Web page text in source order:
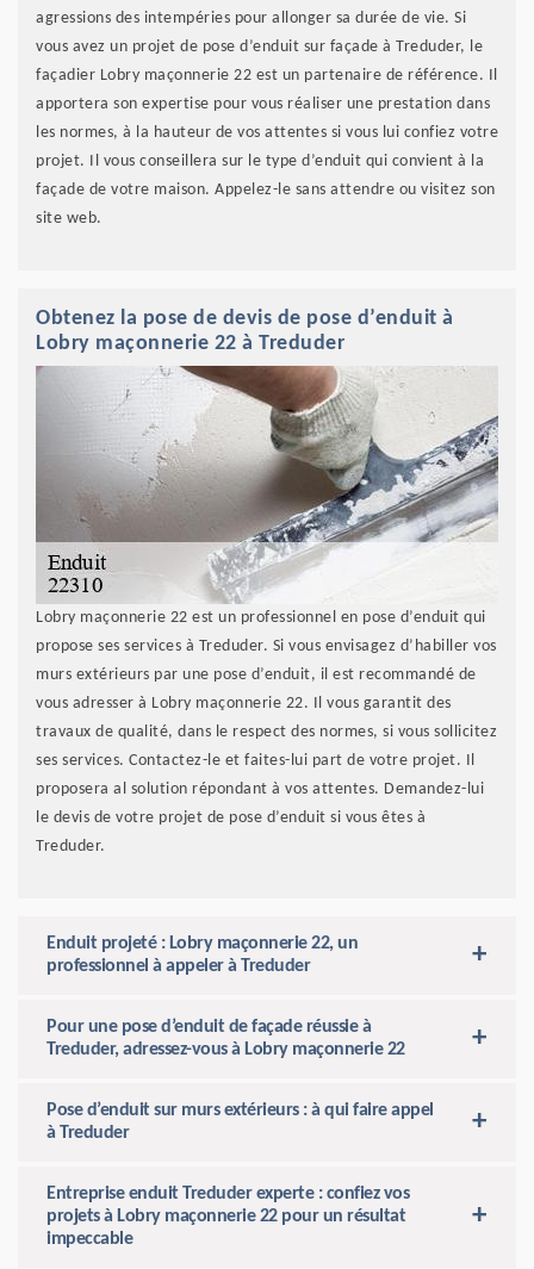
agressions des intempéries pour allonger sa durée de vie. Si
vous avez un projet de pose d’enduit sur façade à Treduder, le
façadier Lobry maçonnerie 22 est un partenaire de référence. Il
apportera son expertise pour vous réaliser une prestation dans
les normes, à la hauteur de vos attentes si vous lui confiez votre
projet. Il vous conseillera sur le type d’enduit qui convient à la
façade de votre maison. Appelez-le sans attendre ou visitez son
site web.
Obtenez la pose de devis de pose d’enduit à
Lobry maçonnerie 22 à Treduder
Lobry maçonnerie 22 est un professionnel en pose d’enduit qui
propose ses services à Treduder. Si vous envisagez d’habiller vos
murs extérieurs par une pose d’enduit, il est recommandé de
vous adresser à Lobry maçonnerie 22. Il vous garantit des
travaux de qualité, dans le respect des normes, si vous sollicitez
ses services. Contactez-le et faites-lui part de votre projet. Il
proposera al solution répondant à vos attentes. Demandez-lui
le devis de votre projet de pose d’enduit si vous êtes à
Treduder.
Enduit projeté : Lobry maçonnerie 22, un
professionnel à appeler à Treduder
Pour une pose d’enduit de façade réussie à
Treduder, adressez-vous à Lobry maçonnerie 22
Pose d’enduit sur murs extérieurs : à qui faire appel
à Treduder
Entreprise enduit Treduder experte : confiez vos
projets à Lobry maçonnerie 22 pour un résultat
impeccable